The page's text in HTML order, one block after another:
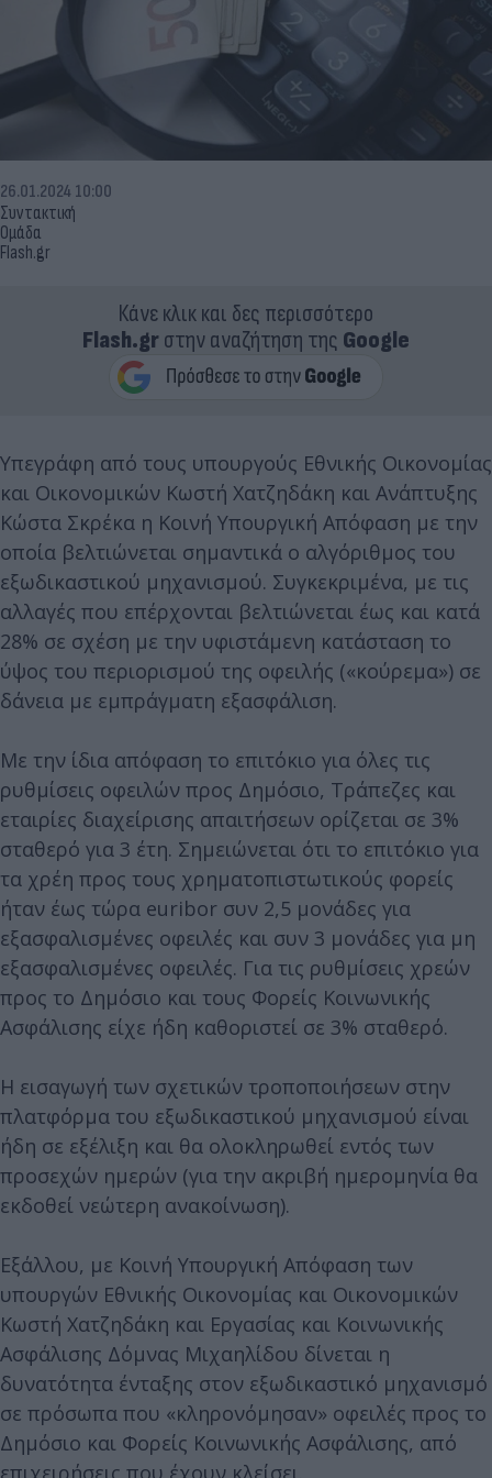
Συντακτική
Ομάδα
Flash.gr
26.01.2024 10:00
Κάνε κλικ και δες περισσότερο
Flash.grστην αναζήτηση της Google
Υπεγράφη από τους υπουργούς Εθνικής Οικονομίας
και Οικονομικών Κωστή Χατζηδάκη και Ανάπτυξης
Κώστα Σκρέκα η Κοινή Υπουργική Απόφαση με την
οποία βελτιώνεται σημαντικά ο αλγόριθμος του
εξωδικαστικού μηχανισμού. Συγκεκριμένα, με τις
αλλαγές που επέρχονται βελτιώνεται έως και κατά
28% σε σχέση με την υφιστάμενη κατάσταση το
ύψος του περιορισμού της οφειλής («κούρεμα») σε
δάνεια με εμπράγματη εξασφάλιση.
Με την ίδια απόφαση το επιτόκιο για όλες τις
ρυθμίσεις οφειλών προς Δημόσιο, Τράπεζες και
εταιρίες διαχείρισης απαιτήσεων ορίζεται σε 3%
σταθερό για 3 έτη. Σημειώνεται ότι το επιτόκιο για
τα χρέη προς τους χρηματοπιστωτικούς φορείς
ήταν έως τώρα euribor συν 2,5 μονάδες για
εξασφαλισμένες οφειλές και συν 3 μονάδες για μη
εξασφαλισμένες οφειλές. Για τις ρυθμίσεις χρεών
προς το Δημόσιο και τους Φορείς Κοινωνικής
Ασφάλισης είχε ήδη καθοριστεί σε 3% σταθερό.
Η εισαγωγή των σχετικών τροποποιήσεων στην
πλατφόρμα του εξωδικαστικού μηχανισμού είναι
ήδη σε εξέλιξη και θα ολοκληρωθεί εντός των
προσεχών ημερών (για την ακριβή ημερομηνία θα
εκδοθεί νεώτερη ανακοίνωση).
Εξάλλου, με Κοινή Υπουργική Απόφαση των
υπουργών Εθνικής Οικονομίας και Οικονομικών
Κωστή Χατζηδάκη και Εργασίας και Κοινωνικής
Ασφάλισης Δόμνας Μιχαηλίδου δίνεται η
δυνατότητα ένταξης στον εξωδικαστικό μηχανισμό
σε πρόσωπα που «κληρονόμησαν» οφειλές προς το
Δημόσιο και Φορείς Κοινωνικής Ασφάλισης, από
επιχειρήσεις που έχουν κλείσει.